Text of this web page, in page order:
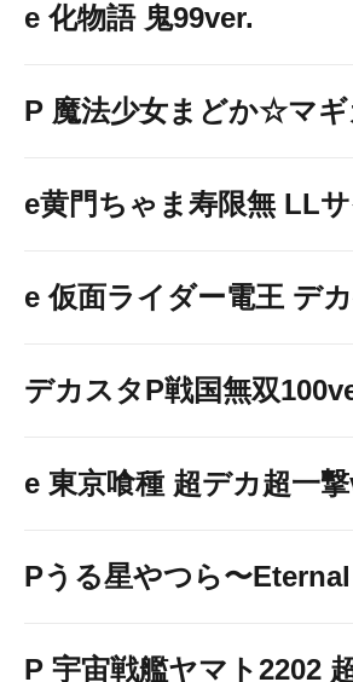
e 化物語 鬼99ver.
P 魔法少女まどか☆マ
e黄門ちゃま寿限無 LL
e 仮面ライダー電王 デ
デカスタP戦国無双
e 東京喰種 超デカ超一
Pうる星やつら〜
P 宇宙戦艦ヤマト2202